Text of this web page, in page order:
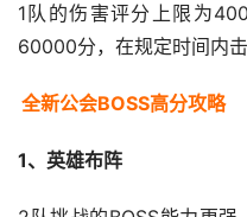
1队的伤害评分上限为
60000分，在规定时间内
全新公会BOSS高分攻略
1、英雄布阵